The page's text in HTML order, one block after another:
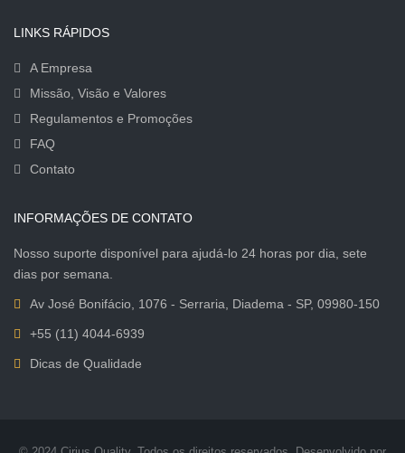
LINKS RÁPIDOS
A Empresa
Missão, Visão e Valores
Regulamentos e Promoções
FAQ
Contato
INFORMAÇÕES DE CONTATO
Nosso suporte disponível para ajudá-lo 24 horas por dia, sete
dias por semana.
Av José Bonifácio, 1076 - Serraria, Diadema - SP, 09980-150
+55 (11) 4044-6939
Dicas de Qualidade